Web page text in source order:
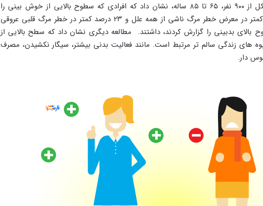
یک مطالعه هلندی متشکل از ۹۰۰ نفر، ۶۵ تا ۸۵ ساله، نشان داد که افرادی که سطوح بالایی از خوش بینی را
گزارش کردند، ۵۵ درصد کمتر در معرض خطر مرگ ناشی از همه علل و ۲۳ درصد کمتر در خطر مرگ قلبی عروقی
بالای بدبینی را گزارش کردند، داشتند. مطالعه دیگری نشان داد که سطح بالایی از
های زندگی سالم تر مرتبط است. مانند فعالیت بدنی بیشتر، سیگار نکشیدن، مصرف
دار.